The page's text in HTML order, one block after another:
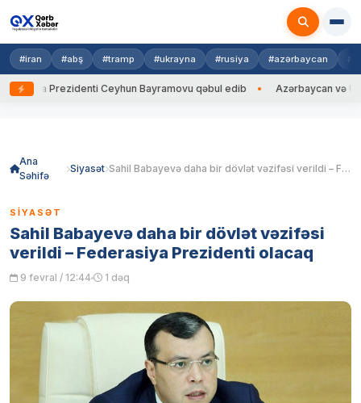
#iran #abş #tramp #ukrayna #rusiya #azərbaycan
Prezidenti Ceyhun Bayramovu qəbul edib Azərbaycan və
Ana
Səhifə
Siyasət Sahil Babayevə daha bir dövlət vəzifəsi verildi – Federasiya Prezidenti olacaq
SIYASƏT
Sahil Babayevə daha bir dövlət vəzifəsi
verildi – Federasiya Prezidenti olacaq
9 fevral / 12:44 1 dəq